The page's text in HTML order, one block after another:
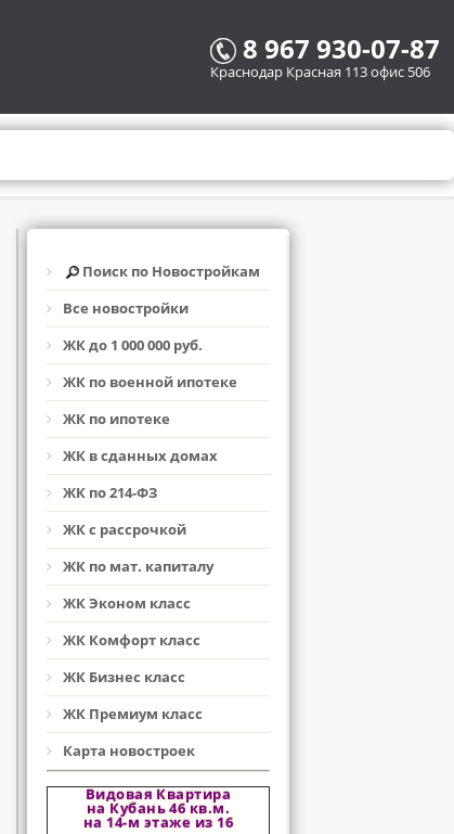
8 967 930-07-87
Краснодар Красная 113 офис 506
Поиск по Новостройкам
Все новостройки
ЖК до 1 000 000 руб.
ЖК по военной ипотеке
ЖК по ипотеке
ЖК в сданных домах
ЖК по 214-ФЗ
ЖК с рассрочкой
ЖК по мат. капиталу
ЖК Эконом класс
ЖК Комфорт класс
ЖК Бизнес класс
ЖК Премиум класс
Карта новостроек
Видовая Квартира
на Кубань 46 кв.м.
на 14-м этаже из 16